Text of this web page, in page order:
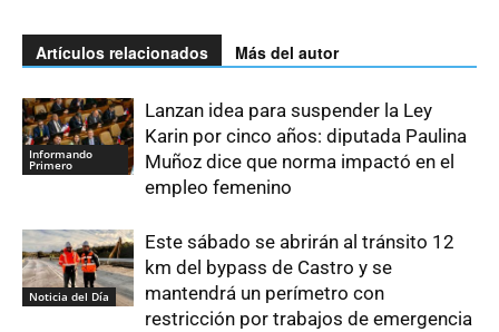
Artículos relacionados Más del autor
Informando
Primero
Lanzan idea para suspender la Ley
Karin por cinco años: diputada Paulina
Muñoz dice que norma impactó en el
empleo femenino
Noticia del Día
Este sábado se abrirán al tránsito 12
km del bypass de Castro y se
mantendrá un perímetro con
restricción por trabajos de emergencia